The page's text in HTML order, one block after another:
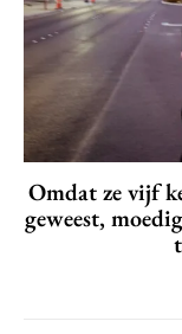
Omdat ze vijf
geweest,